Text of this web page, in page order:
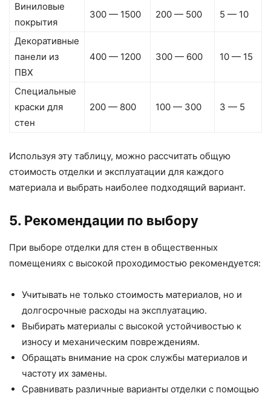
Виниловые
покрытия
300 — 1500 200 — 500 5 — 10
Декоративные
панели из
ПВХ
400 — 1200 300 — 600 10 — 15
Специальные
краски для
стен
200 — 800 100 — 300 3 — 5
Используя эту таблицу, можно рассчитать общую
стоимость отделки и эксплуатации для каждого
материала и выбрать наиболее подходящий вариант.
5. Рекомендации по выбору
При выборе отделки для стен в общественных
помещениях с высокой проходимостью рекомендуется:
Учитывать не только стоимость материалов, но и
долгосрочные расходы на эксплуатацию.
Выбирать материалы с высокой устойчивостью к
износу и механическим повреждениям.
Обращать внимание на срок службы материалов и
частоту их замены.
Сравнивать различные варианты отделки с помощью